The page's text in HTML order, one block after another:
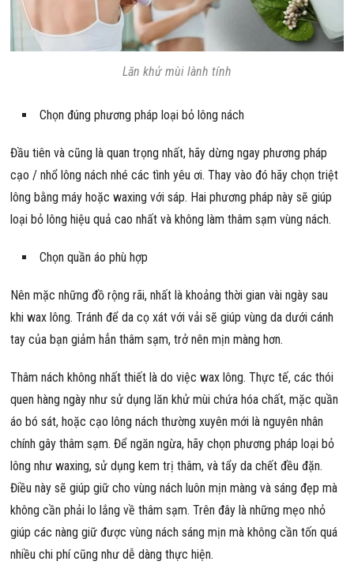
Lăn khử mùi lành tính
Chọn đúng phương pháp loại bỏ lông nách
Đầu tiên và cũng là quan trọng nhất, hãy dừng ngay phương pháp
cạo / nhổ lông nách nhé các tình yêu ơi. Thay vào đó hãy chọn triệt
lông bằng máy hoặc waxing với sáp. Hai phương pháp này sẽ giúp
loại bỏ lông hiệu quả cao nhất và không làm thâm sạm vùng nách.
Chọn quần áo phù hợp
Nên mặc những đồ rộng rãi, nhất là khoảng thời gian vài ngày sau
khi wax lông. Tránh để da cọ xát với vải sẽ giúp vùng da dưới cánh
tay của bạn giảm hẳn thâm sạm, trở nên mịn màng hơn.
Thâm nách không nhất thiết là do việc wax lông. Thực tế, các thói
quen hàng ngày như sử dụng lăn khử mùi chứa hóa chất, mặc quần
áo bó sát, hoặc cạo lông nách thường xuyên mới là nguyên nhân
chính gây thâm sạm. Để ngăn ngừa, hãy chọn phương pháp loại bỏ
lông như waxing, sử dụng kem trị thâm, và tẩy da chết đều đặn.
Điều này sẽ giúp giữ cho vùng nách luôn mịn màng và sáng đẹp mà
không cần phải lo lắng về thâm sạm. Trên đây là những mẹo nhỏ
giúp các nàng giữ được vùng nách sáng mịn mà không cần tốn quá
nhiều chi phí cũng như dễ dàng thực hiện.